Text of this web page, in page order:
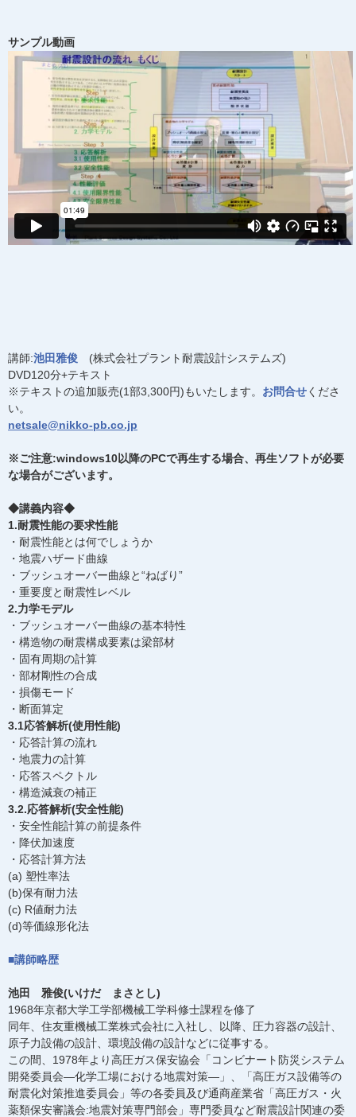
サンプル動画
講師:池田雅俊 (株式会社プラント耐震設計システムズ)
DVD120分+テキスト
※テキストの追加販売(1部3,300円)もいたします。 お問合せくださ
い。
netsale@nikko-pb.co.jp
※ご注意:windows10以降のPCで再生する場合、再生ソフトが必要
な場合がございます。
◆講義内容◆
1.耐震性能の要求性能
・耐震性能とは何でしょうか
・地震ハザード曲線
・ブッシュオーバー曲線と“ねばり”
・重要度と耐震性レベル
2.力学モデル
・ブッシュオーバー曲線の基本特性
・構造物の耐震構成要素は梁部材
・固有周期の計算
・部材剛性の合成
・損傷モード
・断面算定
3.1応答解析(使用性能)
・応答計算の流れ
・地震力の計算
・応答スペクトル
・構造減衰の補正
3.2.応答解析(安全性能)
・安全性能計算の前提条件
・降伏加速度
・応答計算方法
(a) 塑性率法
(b)保有耐力法
(c) R値耐力法
(d)等価線形化法
■講師略歴
池田 雅俊(いけだ まさとし)
1968年京都大学工学部機械工学科修士課程を修了
同年、住友重機械工業株式会社に入社し、以降、圧力容器の設計、
原子力設備の設計、環境設備の設計などに従事する。
この間、1978年より高圧ガス保安協会「コンビナート防災システム
開発委員会―化学工場における地震対策―」、「高圧ガス設備等の
耐震化対策推進委員会」等の各委員及び通商産業省「高圧ガス・火
薬類保安審議会:地震対策専門部会」専門委員など耐震設計関連の委